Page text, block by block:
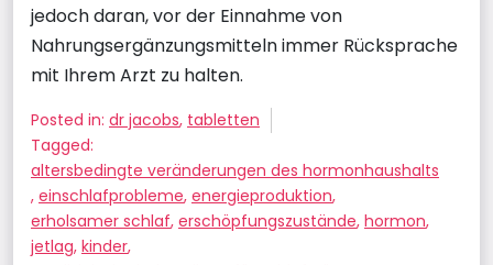
jedoch daran, vor der Einnahme von
Nahrungsergänzungsmitteln immer Rücksprache
mit Ihrem Arzt zu halten.
Posted in: dr jacobs, tabletten
Tagged:
altersbedingte veränderungen des hormonhaushalts
, einschlafprobleme, energieproduktion,
erholsamer schlaf, erschöpfungszustände, hormon,
jetlag, kinder,